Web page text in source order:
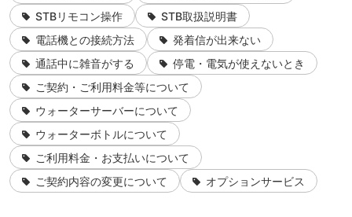
STBリモコン操作
STB取扱説明書
電話機との接続方法
発着信が出来ない
通話中に雑音がする
停電・電気が使えないとき
ご契約・ご利用料金等について
ウォーターサーバーについて
ウォーターボトルについて
ご利用料金・お支払いについて
ご契約内容の変更について
オプションサービス